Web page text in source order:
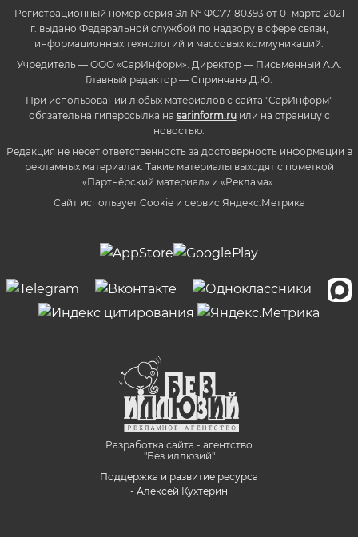
Регистрационный номер серия Эл № ФС77-80393 от 01 марта 2021
г. выдано Федеральной службой по надзору в сфере связи,
информационных технологий и массовых коммуникаций.
Учредитель — ООО «СарИнформ». Директор — Письменный А.А.
Главный редактор — Спринчанэ Д.Ю.
При использовании любых материалов с сайта "СарИнформ"
обязательна гиперссылка на sarinform.ruили на страницу с
новостью.
Редакция не несет ответственность за достоверность информации в
рекламных материалах. Такие материалы выходят с пометкой
«Партнёрский материал» и «Реклама».
Сайт использует Cookie и сервиc Яндекс.Метрика
Разработка сайта - агентство
"Без иллюзий"
Поддержка и развитие ресурса
- Алексей Кухтерин